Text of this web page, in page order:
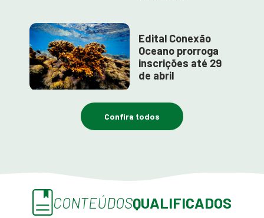
Edital Conexão
Oceano prorroga
inscrições até 29
de abril
Confira todos
CONTEÚDOSQUALIFICADOS